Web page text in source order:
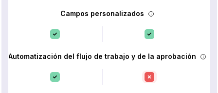
Campos personalizados
Automatización del flujo de trabajo y de la aprobación